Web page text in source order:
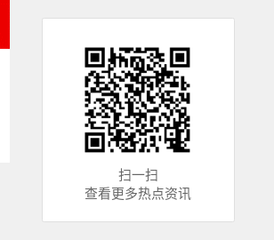
扫一扫
查看更多热点资讯